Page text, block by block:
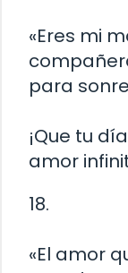
«Eres mi
para
¡Que tu
amor
18.
«El amor